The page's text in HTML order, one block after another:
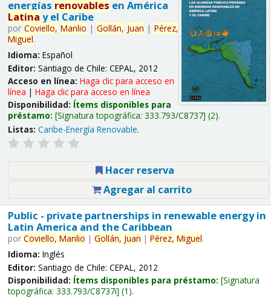
energías renovables en América
Latina y el Caribe
por Coviello, Manlio | Gollán, Juan | Pérez,
Miguel.
Idioma: Español
Editor: Santiago de Chile: CEPAL, 2012
Acceso en línea: Haga clic para acceso en
línea | Haga clic para acceso en línea
Disponibilidad: Ítems disponibles para
préstamo: Signatura topográfica: 333.793/C8737 (2).
Listas: Caribe-Energía Renovable.
Hacer reserva
Agregar al carrito
Public - private partnerships in renewable energy in
Latin America and the Caribbean
por Coviello, Manlio | Gollán, Juan | Pérez, Miguel.
Idioma: Inglés
Editor: Santiago de Chile: CEPAL, 2012
Disponibilidad: Ítems disponibles para préstamo: Signatura
topográfica: 333.793/C8737i (1).